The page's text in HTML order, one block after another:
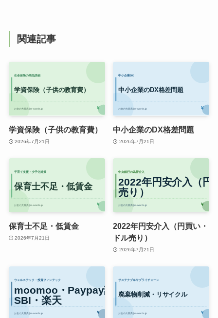
関連記事
学資保険（子供の教育費）
2026年7月21日
中小企業のDX格差問題
2026年7月21日
保育士不足・低賃金
2026年7月21日
2022年円安介入（円買い・
ドル売り）
2026年7月21日